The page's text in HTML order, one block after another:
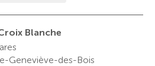
Blanche
Geneviève-des-Bois